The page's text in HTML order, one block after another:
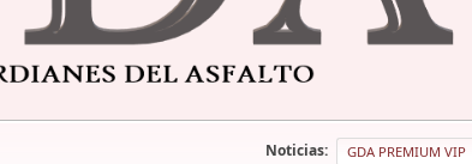
Noticias: GDA PREMIUM VIP